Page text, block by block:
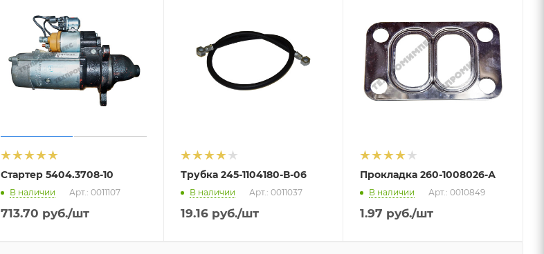
Стартер 5404.3708-10
В наличии Арт.: 0011107
713.70 руб./шт
Трубка 245-1104180-В-06
В наличии Арт.: 0011037
19.16руб./шт
Прокладка 260-1008026-А
В наличии Арт.: 0010849
1.97 руб./шт